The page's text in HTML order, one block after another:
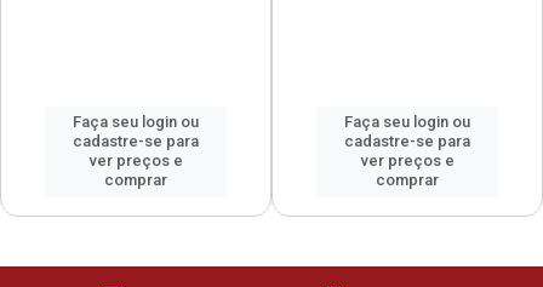
Faça seu login ou
cadastre-se para
ver preços e
comprar
Faça seu login ou
cadastre-se para
ver preços e
comprar